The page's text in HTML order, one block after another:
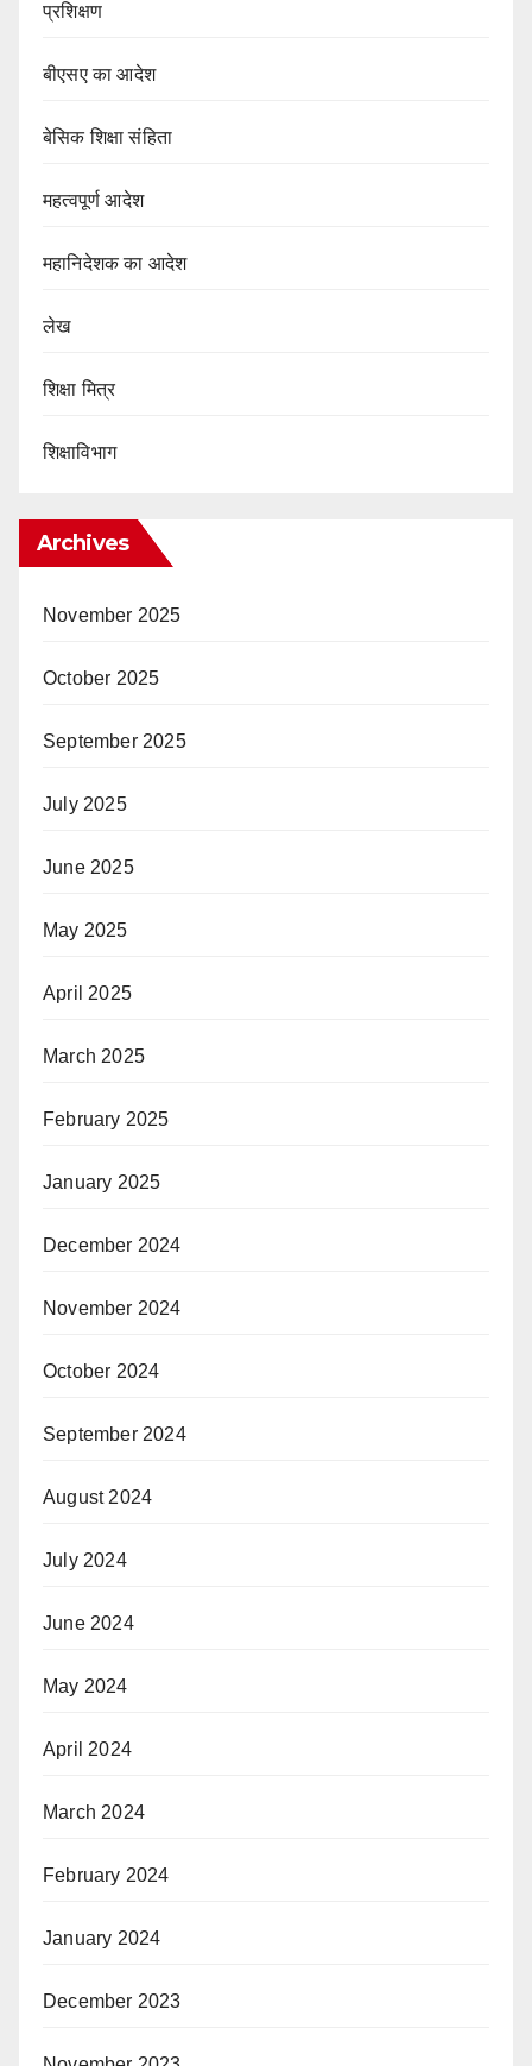
प्रशिक्षण
बीएसए का आदेश
बेसिक शिक्षा संहिता
महत्वपूर्ण आदेश
महानिदेशक का आदेश
लेख
शिक्षा मित्र
शिक्षाविभाग
Archives
November 2025
October 2025
September 2025
July 2025
June 2025
May 2025
April 2025
March 2025
February 2025
January 2025
December 2024
November 2024
October 2024
September 2024
August 2024
July 2024
June 2024
May 2024
April 2024
March 2024
February 2024
January 2024
December 2023